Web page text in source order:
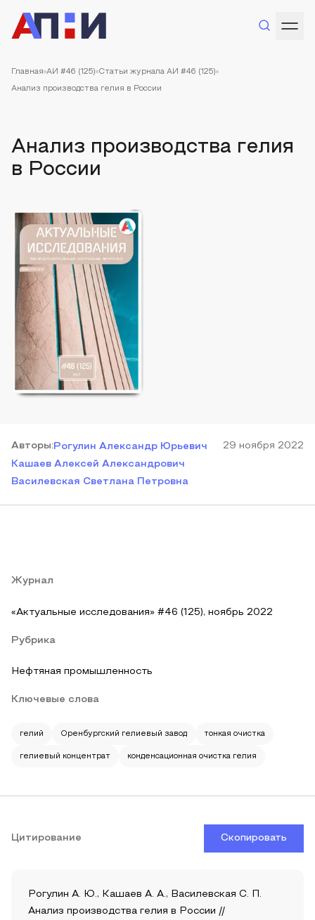
Главная АИ #46 (125) Статьи журнала АИ #46 (125)
Анализ производства гелия в России
Анализ производства гелия
в России
Авторы:Рогулин Александр Юрьевич
Кашаев Алексей Александрович
Василевская Светлана Петровна
29 ноября 2022
Журнал
«Актуальные исследования» #46 (125), ноябрь 2022
Рубрика
Нефтяная промышленность
Ключевые слова
гелий Оренбургский гелиевый завод тонкая очистка
гелиевый концентрат конденсационная очистка гелия
Цитирование Скопировать
Рогулин А. Ю., Кашаев А. А., Василевская С. П.
Анализ производства гелия в России //